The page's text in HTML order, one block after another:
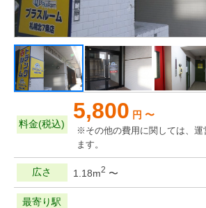
料金(税込)
5,800 円 〜
※その他の費用に関しては、運
ます。
広さ 1.18m2 〜
最寄り駅